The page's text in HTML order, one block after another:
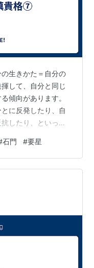
生きかた＝自分の
して、自分と同じ
傾向があります。
に反発したり、自
したり、といった
孤立したり、自分
して、欲求不満が
星は唯一の濁星で要
ていては、ほかの
たとえば、周囲か
石門 #要星